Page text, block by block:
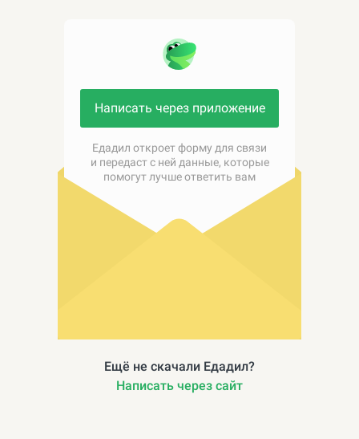
Написать через приложение
Едадил откроет форму для связи
и передаст с ней данные, которые
помогут лучше ответить вам
Ещё не скачали Едадил?
Написать через сайт